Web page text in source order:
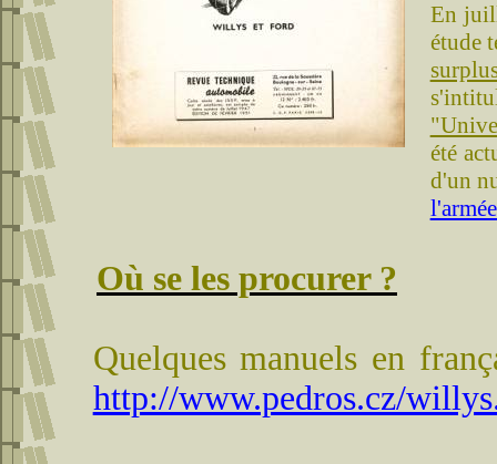
En
étude
été
d'un
Où se les procurer ?
Quelques manuels en
http://www.pedros.cz/